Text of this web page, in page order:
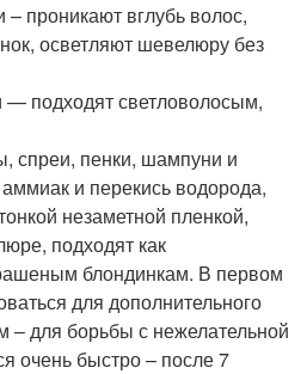
проникают вглубь волос,
осветляют шевелюру без
подходят светловолосым,
спреи, пенки, шампуни и
и перекись водорода,
незаметной пленкой,
подходят как
блондинкам. В первом
для дополнительного
– для борьбы с нежелательной
очень быстро – после 7